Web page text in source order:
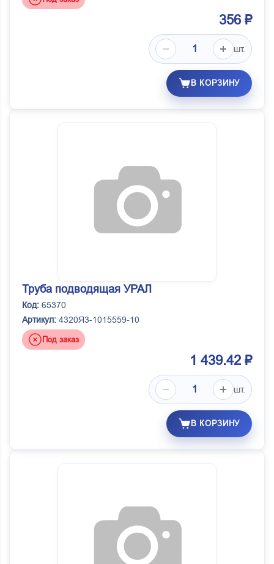
356 ₽
шт.
В КОРЗИНУ
Труба подводящая УРАЛ
Код: 65370
Артикул: 4320Я3-1015559-10
Под заказ
1 439.42 ₽
шт.
В КОРЗИНУ